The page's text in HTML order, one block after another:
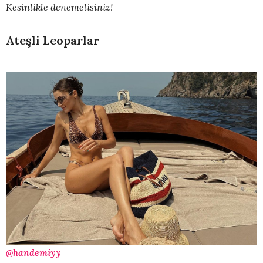
Kesinlikle denemelisiniz!
Ateşli Leoparlar
@handemiyy